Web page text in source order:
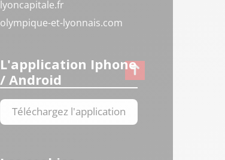
lyoncapitale.fr
olympique-et-lyonnais.com
L'application Iphone
/ Android
Téléchargez l'application